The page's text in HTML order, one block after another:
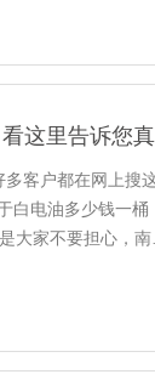
这里告诉您真
多客户都在网上搜
白电油多少钱一
大家不要担心，